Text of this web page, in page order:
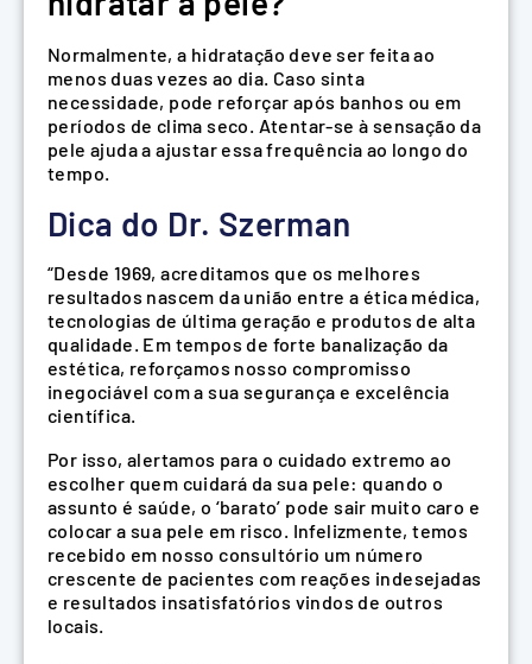
Normalmente, a hidratação deve ser feita ao
menos duas vezes ao dia. Caso sinta
necessidade, pode reforçar após banhos ou em
períodos de clima seco. Atentar-se à sensação da
pele ajuda a ajustar essa frequência ao longo do
tempo.
Dica do Dr. Szerman
“Desde 1969, acreditamos que os melhores
resultados nascem da união entre a ética médica,
tecnologias de última geração e produtos de alta
qualidade. Em tempos de forte banalização da
estética, reforçamos nosso compromisso
inegociável com a sua segurança e excelência
científica.
Por isso, alertamos para o cuidado extremo ao
escolher quem cuidará da sua pele: quando o
assunto é saúde, o ‘barato’ pode sair muito caro e
colocar a sua pele em risco. Infelizmente, temos
recebido em nosso consultório um número
crescente de pacientes com reações indesejadas
e resultados insatisfatórios vindos de outros
locais.